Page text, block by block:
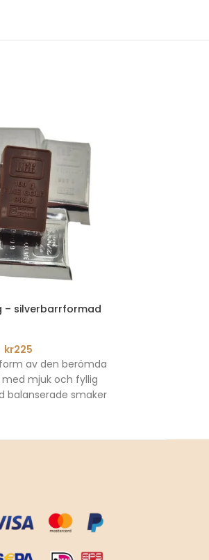
– silverbarrformad
kr225
av den berömda
mjuk och fyllig
balanserade smaker
sötma och